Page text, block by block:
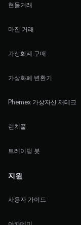
현물거래
마진 거래
가상화폐 구매
가상화폐 변환기
Phemex 가상자산 재테크
런치풀
트레이딩 봇
지원
사용자 가이드